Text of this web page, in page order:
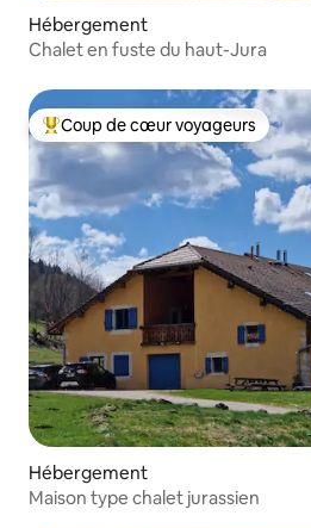
Hébergement
Chalet en fuste du haut-Jura
Coups de cœur voyageurs les
Coup de cœur voyageurs
Hébergement
Maison type chalet jurassien